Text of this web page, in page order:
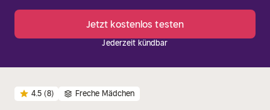
Jetzt kostenlos testen
Jederzeit kündbar
4.5 (8) Freche Mädchen